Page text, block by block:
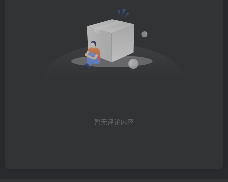
暂无评论内容